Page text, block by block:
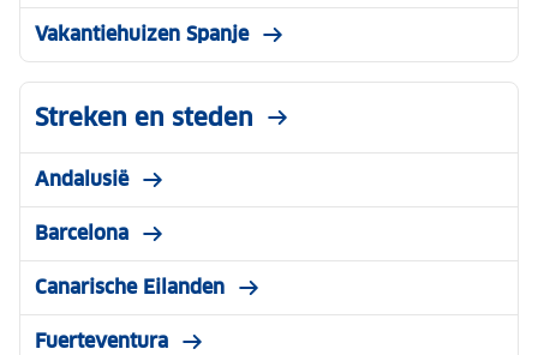
Vakantiehuizen Spanje
Streken en steden
Andalusië
Barcelona
Canarische Eilanden
Fuerteventura